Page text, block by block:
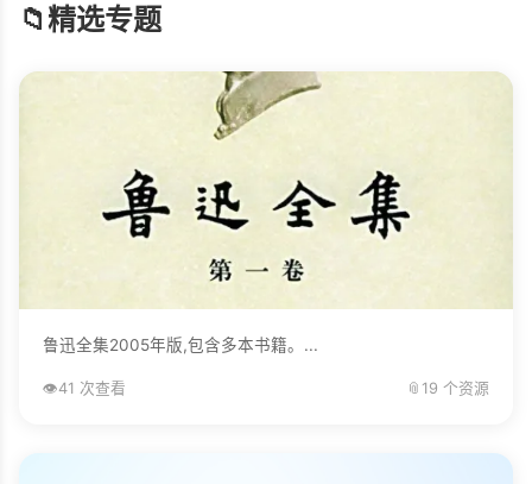
📁精选专题
鲁迅全集2005年版,包含多本书籍。...
👁️41 次查看 📎 19 个资源